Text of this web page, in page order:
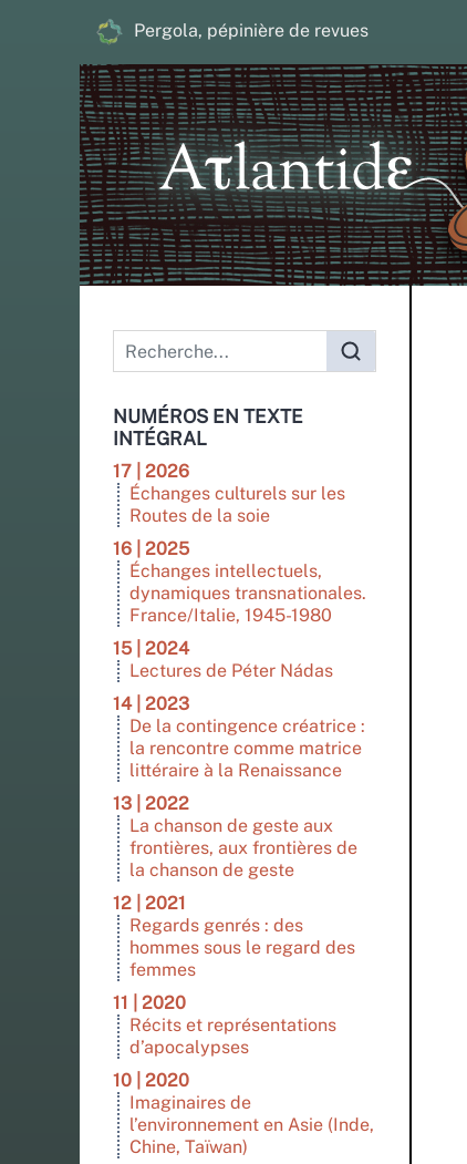
Pergola, pépinière de revues
Menu principal
NUMÉROS EN TEXTE
INTÉGRAL
17 | 2026
Échanges culturels sur les
Routes de la soie
16 | 2025
Échanges intellectuels,
dynamiques transnationales.
France/Italie, 1945-1980
15 | 2024
Lectures de Péter Nádas
14 | 2023
De la contingence créatrice :
la rencontre comme matrice
littéraire à la Renaissance
13 | 2022
La chanson de geste aux
frontières, aux frontières de
la chanson de geste
12 | 2021
Regards genrés : des
hommes sous le regard des
femmes
11 | 2020
Récits et représentations
d’apocalypses
10 | 2020
Imaginaires de
l’environnement en Asie (Inde,
Chine, Taïwan)